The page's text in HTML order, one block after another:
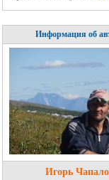
Информация об
Игорь